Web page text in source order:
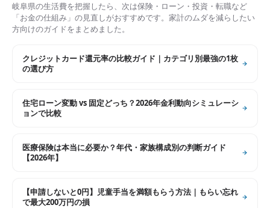
岐阜県の生活費を把握したら、次は保険・ローン・投資・転職など
「お金の仕組み」の見直しがおすすめです。家計のムダを減らしたい
方向けのガイドをまとめました。
クレジットカード還元率の比較ガイド｜カテゴリ別最強の1枚
の選び方
住宅ローン変動 vs 固定どっち？2026年金利動向シミュレーシ
ョンで比較
医療保険は本当に必要か？年代・家族構成別の判断ガイド
【2026年】
【申請しないと0円】児童手当を満額もらう方法｜もらい忘れ
で最大200万円の損